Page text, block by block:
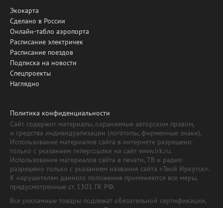
Экокарта
Сделано в России
Онлайн-табло аэропорта
Расписание электричек
Расписание поездов
Подписка на новости
Спецпроекты
Наглядно
Политика конфиденциальности
Сайт содержит материалы, охраняемые авторским правом,
и средства индивидуализации (логотипы, фирменные знаки).
Использование материалов сайта в интернете разрешено
только с указанием гиперссылки на сайт www.irk.ru.
Использование материалов сайта в печати, ТВ и радио
разрешено только с указанием названия сайта «Твой Иркутск».
К нарушителям данного положения применяются все меры,
предусмотренные ст. 1301 ГК РФ.
Все рекламные товары подлежат обязательной сертификации,